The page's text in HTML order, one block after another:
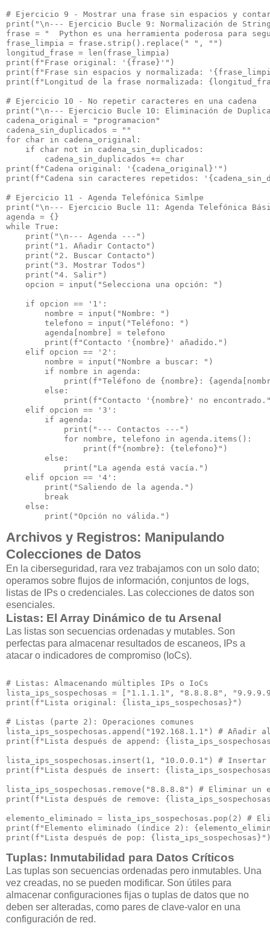
# Ejercicio 9 - Mostrar una frase sin espacios y
print("\n--- Ejercicio Bucle 9: Normalización de
frase = "  Python es una herramienta poderosa para
frase_limpia = frase.strip().replace(" ", "")
longitud_frase = len(frase_limpia)
print(f"Frase original: '{frase}'")
print(f"Frase sin espacios y normalizada:
print(f"Longitud de la frase normalizada:
# Ejercicio 10 - No repetir caracteres en una cadena
print("\n--- Ejercicio Bucle 10: Eliminación de
cadena_original = "programacion"
cadena_sin_duplicados = ""
for char in cadena_original:
    if char not in cadena_sin_duplicados:
        cadena_sin_duplicados += char
print(f"Cadena original: '{cadena_original}'")
print(f"Cadena sin caracteres repetidos:
# Ejercicio 11 - Agenda Telefónica Simlpe
print("\n--- Ejercicio Bucle 11: Agenda Telefónica
agenda = {}
while True:
    print("\n--- Agenda ---")
    print("1. Añadir Contacto")
    print("2. Buscar Contacto")
    print("3. Mostrar Todos")
    print("4. Salir")
    opcion = input("Selecciona una opción: ")
    if opcion == '1':
        nombre = input("Nombre: ")
        telefono = input("Teléfono: ")
        agenda[nombre] = telefono
        print(f"Contacto '{nombre}' añadido.")
    elif opcion == '2':
        nombre = input("Nombre a buscar: ")
        if nombre in agenda:
print(f"Teléfono de {nombre}:
        else:
print(f"Contacto '{nombre}' no
    elif opcion == '3':
        if agenda:
            print("--- Contactos ---")
            for nombre, telefono in agenda.items():
                print(f"{nombre}: {telefono}")
        else:
            print("La agenda está vacía.")
    elif opcion == '4':
        print("Saliendo de la agenda.")
        break
    else:
Archivos y Registros: Manipulando
Colecciones de Datos
En la ciberseguridad, rara vez trabajamos con un solo dato;
operamos sobre flujos de información, conjuntos de logs,
listas de IPs o credenciales. Las colecciones de datos son
esenciales.
Listas: El Array Dinámico de tu Arsenal
Las listas son secuencias ordenadas y mutables. Son
perfectas para almacenar resultados de escaneos, IPs a
atacar o indicadores de compromiso (IoCs).
# Listas: Almacenando múltiples IPs o IoCs
lista_ips_sospechosas = ["1.1.1.1", "8.8.8.8",
print(f"Lista original: {lista_ips_sospechosas}")
# Listas (parte 2): Operaciones comunes
lista_ips_sospechosas.append("192.168.1.1") # Añadir
print(f"Lista después de append:
lista_ips_sospechosas.insert(1, "10.0.0.1") # Insertar
print(f"Lista después de insert:
lista_ips_sospechosas.remove("8.8.8.8") # Eliminar un
print(f"Lista después de remove:
elemento_eliminado = lista_ips_sospechosas.pop(2) #
print(f"Elemento eliminado (índice 2):
Tuplas: Inmutabilidad para Datos Críticos
Las tuplas son secuencias ordenadas pero inmutables. Una
vez creadas, no se pueden modificar. Son útiles para
almacenar configuraciones fijas o tuplas de datos que no
deben ser alteradas, como pares de clave-valor en una
configuración de red.